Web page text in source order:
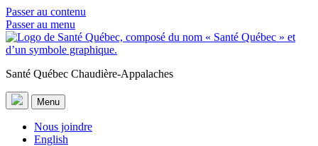
Passer au contenu
Passer au menu
Santé Québec Chaudière-Appalaches
Menu
Nous joindre
English